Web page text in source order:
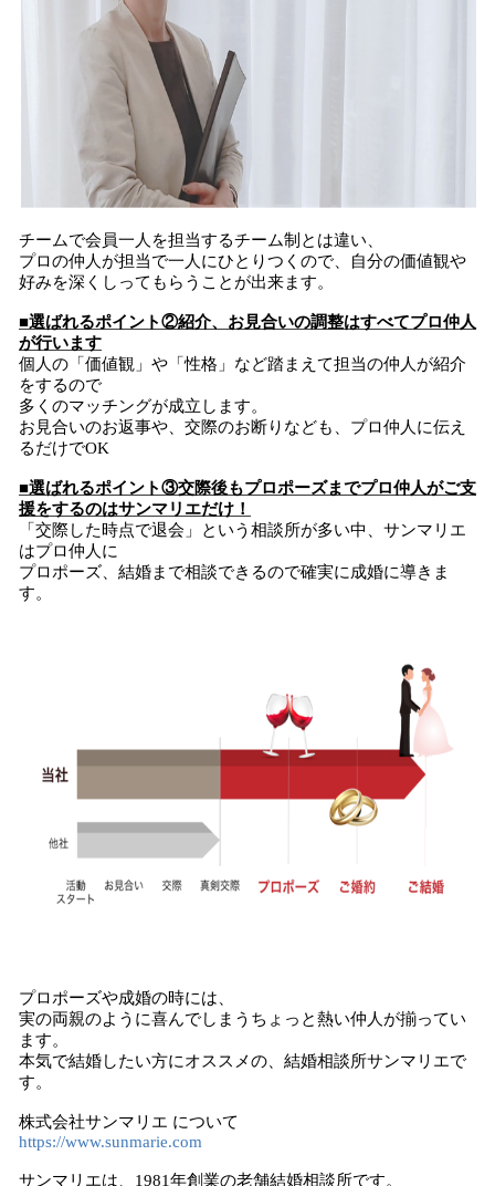
チームで会員一人を担当するチーム制とは違い、
プロの仲人が担当で一人にひとりつくので、自分の価値観や
好みを深くしってもらうことが出来ます。
■選ばれるポイント②紹介、お見合いの調整はすべてプロ仲人
が行います
個人の「価値観」や「性格」など踏まえて担当の仲人が紹介
をするので
多くのマッチングが成立します。
お見合いのお返事や、交際のお断りなども、プロ仲人に伝え
るだけでOK
■選ばれるポイント③交際後もプロポーズまでプロ仲人がご支
援をするのはサンマリエだけ！
「交際した時点で退会」という相談所が多い中、サンマリエ
はプロ仲人に
プロポーズ、結婚まで相談できるので確実に成婚に導きま
す。
プロポーズや成婚の時には、
実の両親のように喜んでしまうちょっと熱い仲人が揃ってい
ます。
本気で結婚したい方にオススメの、結婚相談所サンマリエで
す。
株式会社サンマリエ について
https://www.sunmarie.com
サンマリエは、1981年創業の老舗結婚相談所です。